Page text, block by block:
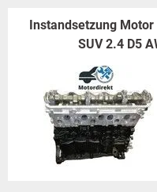
Instandsetzung Motor
SUV 2.4 D5